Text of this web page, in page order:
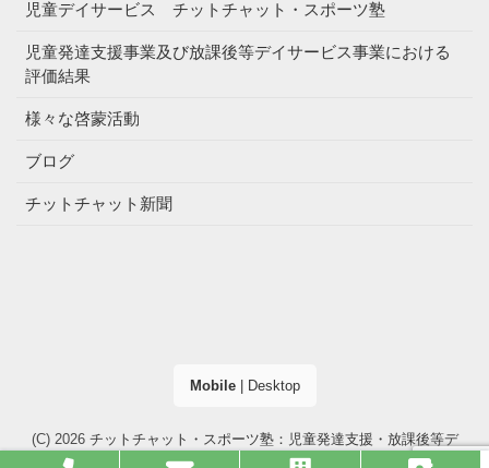
児童デイサービス チットチャット・スポーツ塾
児童発達支援事業及び放課後等デイサービス事業における
評価結果
様々な啓蒙活動
ブログ
チットチャット新聞
Mobile| Desktop
(C) 2026 チットチャット・スポーツ塾：児童発達支援・放課後等デ
イサービス（大阪市・高槻市）
. All right reserved.